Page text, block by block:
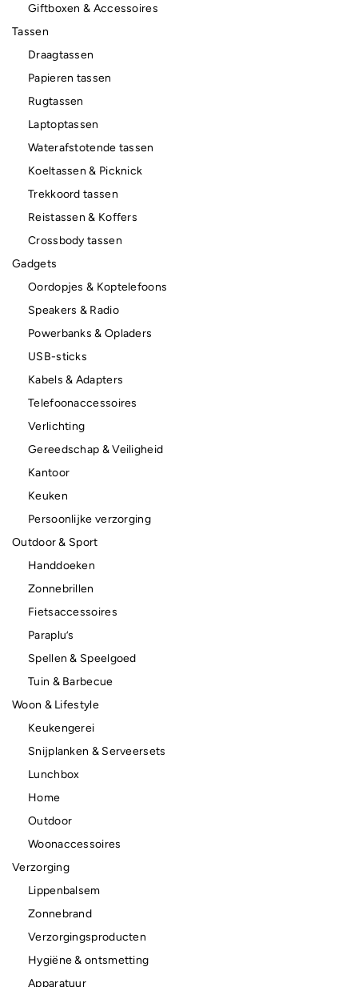
Giftboxen & Accessoires
Tassen
Draagtassen
Papieren tassen
Rugtassen
Laptoptassen
Waterafstotende tassen
Koeltassen & Picknick
Trekkoord tassen
Reistassen & Koffers
Crossbody tassen
Gadgets
Oordopjes & Koptelefoons
Speakers & Radio
Powerbanks & Opladers
USB-sticks
Kabels & Adapters
Telefoonaccessoires
Verlichting
Gereedschap & Veiligheid
Kantoor
Keuken
Persoonlijke verzorging
Outdoor & Sport
Handdoeken
Zonnebrillen
Fietsaccessoires
Paraplu’s
Spellen & Speelgoed
Tuin & Barbecue
Woon & Lifestyle
Keukengerei
Snijplanken & Serveersets
Lunchbox
Home
Outdoor
Woonaccessoires
Verzorging
Lippenbalsem
Zonnebrand
Verzorgingsproducten
Hygiëne & ontsmetting
Apparatuur